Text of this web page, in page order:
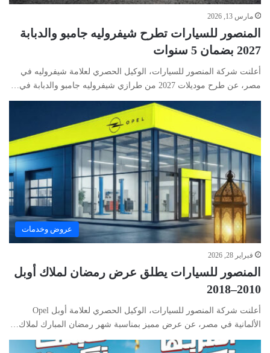
مارس 13, 2026
المنصور للسيارات تطرح شيفروليه جامبو والدبابة
2027 بضمان 5 سنوات
أعلنت شركة المنصور للسيارات، الوكيل الحصري لعلامة شيفروليه في
مصر، عن طرح موديلات 2027 من طرازي شيفروليه جامبو والدبابة في…
عروض وخدمات
فبراير 28, 2026
المنصور للسيارات يطلق عرض رمضان لملاك أوبل
2010–2018
أعلنت شركة المنصور للسيارات، الوكيل الحصري لعلامة أوبل Opel
الألمانية في مصر، عن عرض مميز بمناسبة شهر رمضان المبارك لملاك…